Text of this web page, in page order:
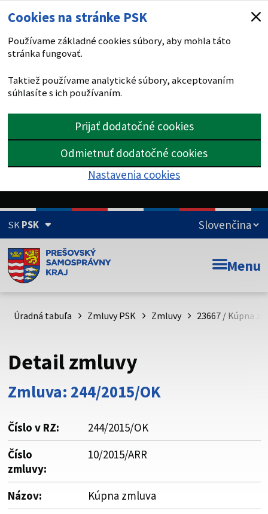
Cookies na stránke PSK
Používame základné cookies súbory, aby mohla táto
stránka fungovať.
Taktiež používame analytické súbory, akceptovaním
súhlasíte s ich používaním.
Prijať dodatočné cookies
Odmietnuť dodatočné cookies
Nastavenia cookies
SKPSK
Doména psk.sk je oficiálna
Toto je oficiálna webová stránka Prešovského
psk.sk.
Buďte pozorní a vždy sa uistite, že zdieľate informácie iba
cez zabezpečenú webovú stránku. Zabezpečená stránka
vždy začína https:// pred názvom domény webového sídla.
Menu
Úradná tabuľa Zmluvy PSK Zmluvy 23667 / Kúpna
Detail zmluvy
Zmluva: 244/2015/OK
Číslo v RZ:
244/2015/OK
Číslo
zmluvy:
10/2015/ARR
Názov:
Kúpna zmluva